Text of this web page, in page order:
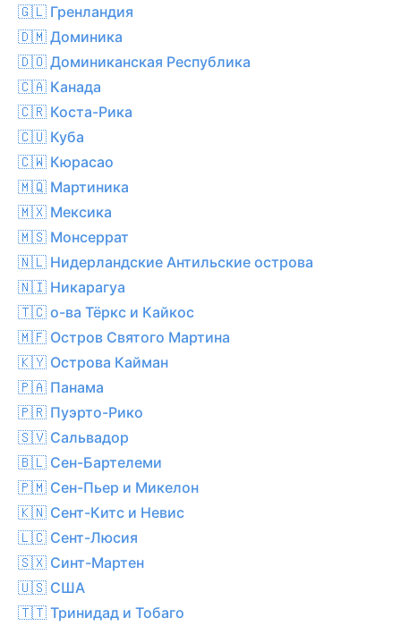
🇬🇱 Гренландия
🇩🇲 Доминика
🇩🇴 Доминиканская Республика
🇨🇦 Канада
🇨🇷 Коста-Рика
🇨🇺 Куба
🇨🇼 Кюрасао
🇲🇶 Мартиника
🇲🇽 Мексика
🇲🇸 Монсеррат
🇳🇱 Нидерландские Антильские острова
🇳🇮 Никарагуа
🇹🇨 о-ва Тёркс и Кайкос
🇲🇫 Остров Святого Мартина
🇰🇾 Острова Кайман
🇵🇦 Панама
🇵🇷 Пуэрто-Рико
🇸🇻 Сальвадор
🇧🇱 Сен-Бартелеми
🇵🇲 Сен-Пьер и Микелон
🇰🇳 Сент-Китс и Невис
🇱🇨 Сент-Люсия
🇸🇽 Синт-Мартен
🇺🇸 США
🇹🇹 Тринидад и Тобаго